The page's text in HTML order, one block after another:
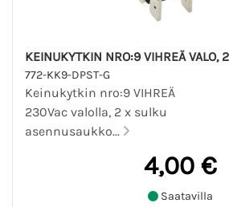
KEINUKYTKIN NRO:9
772-KK9-DPST-G
Keinukytkin nro:9 VIHREÄ
230Vac valolla, 2 x sulku
asennusaukko...
4,00 €
Saatavilla